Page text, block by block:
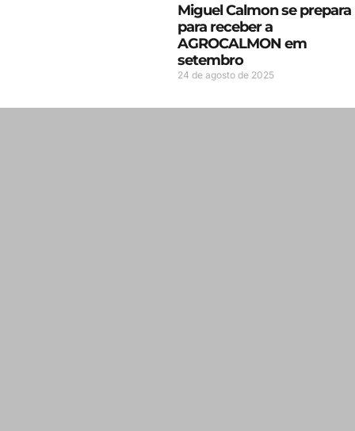
Miguel Calmon se prepara
para receber a
AGROCALMON em
setembro
24 de agosto de 2025